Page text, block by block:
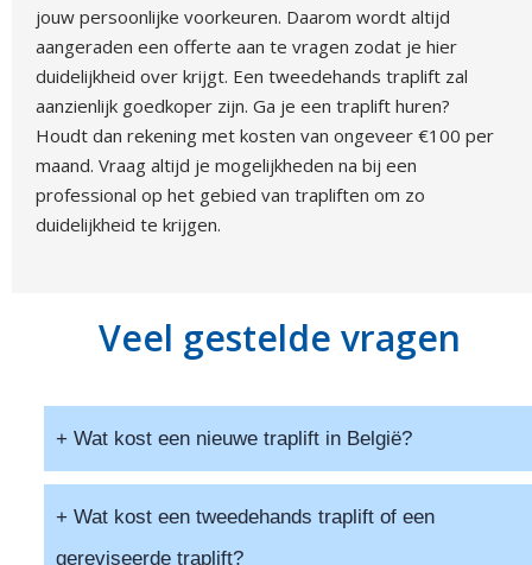
jouw persoonlijke voorkeuren. Daarom wordt altijd
aangeraden een offerte aan te vragen zodat je hier
duidelijkheid over krijgt. Een tweedehands traplift zal
aanzienlijk goedkoper zijn. Ga je een traplift huren?
Houdt dan rekening met kosten van ongeveer €100 per
maand. Vraag altijd je mogelijkheden na bij een
professional op het gebied van trapliften om zo
duidelijkheid te krijgen.
Veel gestelde vragen
+ Wat kost een nieuwe traplift in België?
De prijs van een nieuwe traplift hangt af van het type
+ Wat kost een tweedehands traplift of een
gereviseerde traplift?